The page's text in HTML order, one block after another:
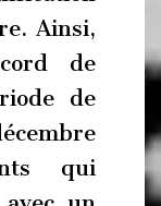
Ainsi,
de
de
qui